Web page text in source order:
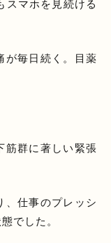
スマホを見続ける
が毎日続く。目薬
筋群に著しい緊張
、仕事のプレッシ
でした。